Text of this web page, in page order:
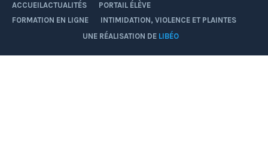
ACCUEILACTUALITÉS
PORTAIL ÉLÈVE
FORMATION EN LIGNE
INTIMIDATION, VIOLENCE ET PLAINTES
InstagramUNE RÉALISATION DE LIBÉO